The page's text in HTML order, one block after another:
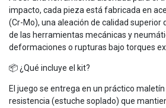
impacto, cada pieza está fabricada en
(Cr-Mo), una aleación de calidad superior
de las herramientas mecánicas y
deformaciones o rupturas bajo torques
📦 ¿Qué incluye el kit?
El juego se entrega en un práctico
resistencia (estuche soplado) que